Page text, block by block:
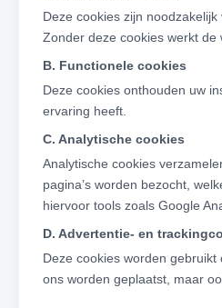
Deze cookies zijn
Zonder deze cookies werkt de
B. Functionele cookies
Deze cookies onthouden uw
ervaring heeft.
C. Analytische cookies
Analytische cookies
pagina’s worden bezocht,
hiervoor tools zoals Google
D. Advertentie- en
Deze cookies worden
ons worden geplaatst, maar